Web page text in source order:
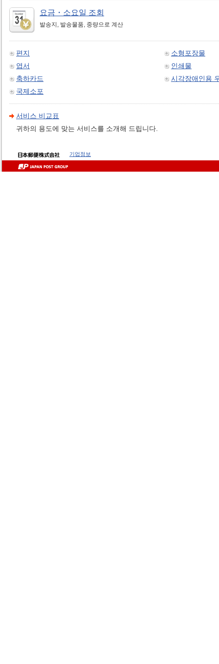
요금・소요일 조회
발송지, 발송물품, 중량으로 계산
편지
엽서
축하카드
국제소포
소형포장물
인쇄물
시각장애인용
서비스 비교표
귀하의 용도에 맞는 서비스를 소개해 드립니다.
기업정보